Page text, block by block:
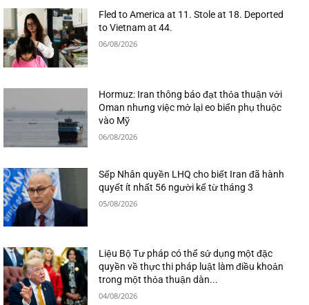
Fled to America at 11. Stole at 18. Deported
to Vietnam at 44.
06/08/2026
Hormuz: Iran thông báo đạt thỏa thuận với
Oman nhưng việc mở lại eo biển phụ thuộc
vào Mỹ
06/08/2026
Sếp Nhân quyền LHQ cho biết Iran đã hành
quyết ít nhất 56 người kể từ tháng 3
05/08/2026
Liệu Bộ Tư pháp có thể sử dụng một đặc
quyền về thực thi pháp luật làm điều khoản
trong một thỏa thuận dàn...
04/08/2026